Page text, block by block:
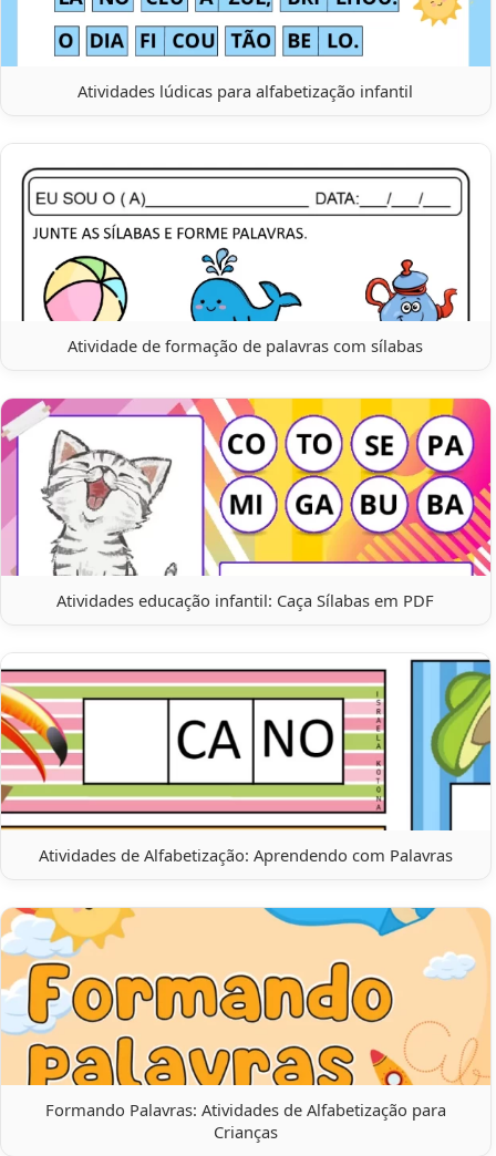
Atividades lúdicas para alfabetização infantil
Atividade de formação de palavras com sílabas
Atividades educação infantil: Caça Sílabas em PDF
Atividades de Alfabetização: Aprendendo com Palavras
Formando Palavras: Atividades de Alfabetização para
Crianças